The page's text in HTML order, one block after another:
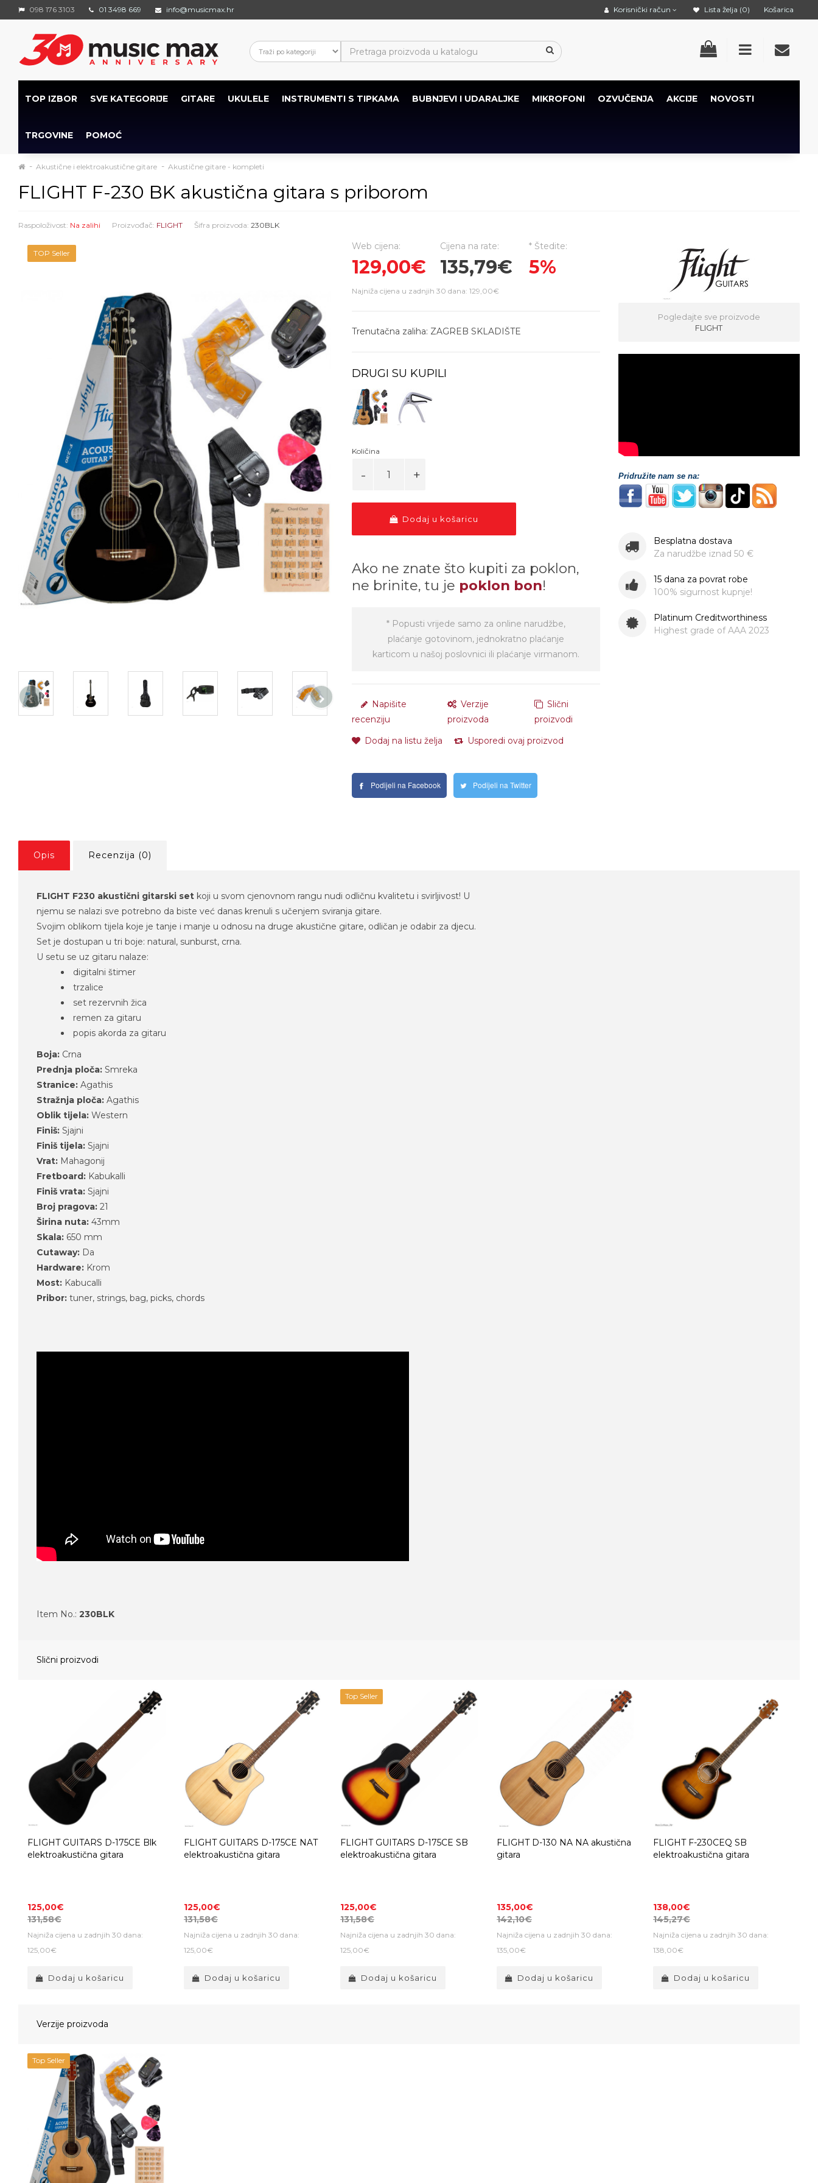
098 176 3103 01 3498 669 info@musicmax.hr Korisnički račun Lista želja (0) Košarica
TOP IZBOR SVE KATEGORIJE GITARE UKULELE INSTRUMENTI S TIPKAMA BUBNJEVI I UDARALJKE MIKROFONI OZVUČENJA AKCIJE NOVOSTI
TRGOVINE POMOĆ
Akustične i elektroakustične gitare Akustične gitare - kompleti
FLIGHT F-230 BK akustična gitara s priborom
Raspoloživost: Na zalihi Proizvođač: FLIGHT Šifra proizvoda: 230BLK
TOP Seller
Web cijena:
129,00€
Cijena na rate:
135,79€
* Štedite:
5%
Najniža cijena u zadnjih 30 dana: 129,00€
Trenutačna zaliha: ZAGREB SKLADIŠTE
DRUGI SU KUPILI
Količina
Dodaj u košaricu
Ako ne znate što kupiti za poklon,
ne brinite, tu je poklon bon!
* Popusti vrijede samo za online narudžbe,
plaćanje gotovinom, jednokratno plaćanje
karticom u našoj poslovnici ili plaćanje virmanom.
Napišite
recenziju
Verzije
proizvoda
Slični
proizvodi
Dodaj na listu želja
Usporedi ovaj proizvod
Podijeli na Facebook Podijeli na Twitter
Pogledajte sve proizvode
FLIGHT
Pridružite nam se na:
Besplatna dostava
Za narudžbe iznad 50 €
15 dana za povrat robe
100% sigurnost kupnje!
Platinum Creditworthiness
Highest grade of AAA 2023
Opis Recenzija (0)
FLIGHT F230 akustični gitarski set koji u svom cjenovnom rangu nudi odličnu kvalitetu i svirljivost! U
njemu se nalazi sve potrebno da biste već danas krenuli s učenjem sviranja gitare.
Svojim oblikom tijela koje je tanje i manje u odnosu na druge akustične gitare, odličan je odabir za djecu.
Set je dostupan u tri boje: natural, sunburst, crna.
U setu se uz gitaru nalaze:
digitalni štimer
trzalice
set rezervnih žica
remen za gitaru
popis akorda za gitaru
Boja: Crna
Prednja ploča: Smreka
Stranice: Agathis
Stražnja ploča: Agathis
Oblik tijela: Western
Finiš: Sjajni
Finiš tijela: Sjajni
Vrat: Mahagonij
Fretboard: Kabukalli
Finiš vrata: Sjajni
Broj pragova: 21
Širina nuta: 43mm
Skala: 650 mm
Cutaway: Da
Hardware: Krom
Most: Kabucalli
Pribor: tuner, strings, bag, picks, chords
Item No.: 230BLK
Slični proizvodi
FLIGHT GUITARS D-175CE Blk
elektroakustična gitara
125,00€
131,58€
Najniža cijena u zadnjih 30 dana:
125,00€
Dodaj u košaricu
FLIGHT GUITARS D-175CE NAT
elektroakustična gitara
125,00€
131,58€
Najniža cijena u zadnjih 30 dana:
125,00€
Dodaj u košaricu
Top Seller
FLIGHT GUITARS D-175CE SB
elektroakustična gitara
125,00€
131,58€
Najniža cijena u zadnjih 30 dana:
125,00€
Dodaj u košaricu
FLIGHT D-130 NA NA akustična
gitara
135,00€
142,10€
Najniža cijena u zadnjih 30 dana:
135,00€
Dodaj u košaricu
FLIGHT F-230CEQ SB
elektroakustična gitara
138,00€
145,27€
Najniža cijena u zadnjih 30 dana:
138,00€
Dodaj u košaricu
Verzije proizvoda
Top Seller